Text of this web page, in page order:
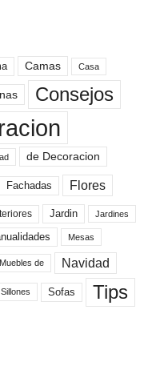
Camas Casa
Consejos
de Decoracion
Fachadas Flores
Jardin Jardines
Mesas
Muebles de Navidad
Sillones Sofas Tips